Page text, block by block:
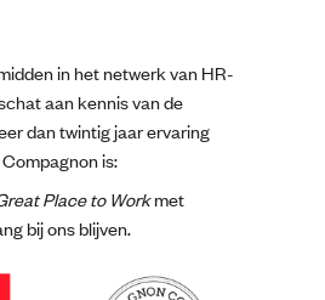
in het netwerk van HR-
aan kennis van de
dan twintig jaar ervaring
is:
Place to Workmet
bij ons blijven.